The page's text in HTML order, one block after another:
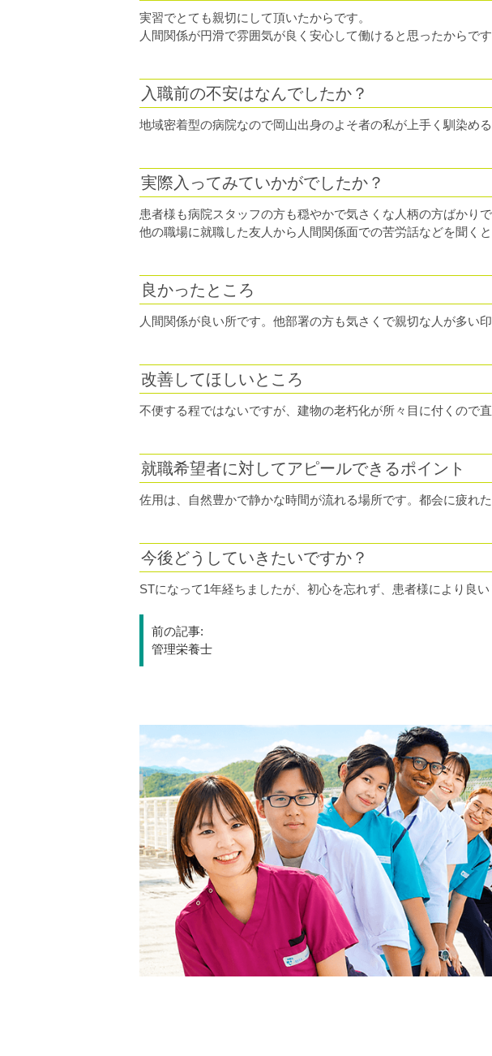
実習でとても親切にして頂いたからです。
人間関係が円滑で雰囲気が良く安心して働けると思ったからです
入職前の不安はなんでしたか？
地域密着型の病院なので岡山出身のよそ者の私が上手く馴染める
実際入ってみていかがでしたか？
患者様も病院スタッフの方も穏やかで気さくな人柄の方ばかり
他の職場に就職した友人から人間関係面での苦労話などを聞く
良かったところ
人間関係が良い所です。他部署の方も気さくで親切な人が多い印
改善してほしいところ
不便する程ではないですが、建物の老朽化が所々目に付くので
就職希望者に対してアピールできるポイント
佐用は、自然豊かで静かな時間が流れる場所です。都会に疲れた
今後どうしていきたいですか？
STになって1年経ちましたが、初心を忘れず、患者様により良
投
稿
ビ
ゲ
ー
シ
ョ
ン
前の記事:
管理栄養士